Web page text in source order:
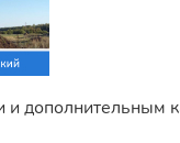
дополнительным